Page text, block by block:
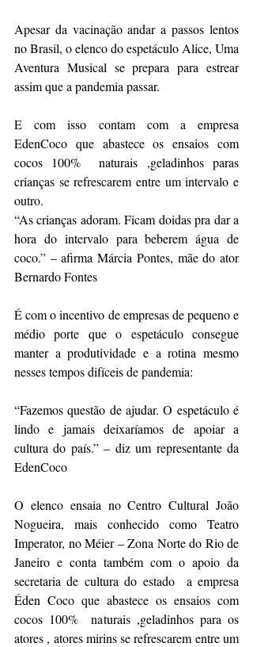
Apesar da vacinação andar a passos lentos
no Brasil, o elenco do espetáculo Alice, Uma
Aventura Musical se prepara para estrear
assim que a pandemia passar.
E com isso contam com a empresa
EdenCoco que abastece os ensaios com
cocos 100%  naturais ,geladinhos paras
crianças se refrescarem entre um intervalo e
outro.
“As crianças adoram. Ficam doidas pra dar a
hora do intervalo para beberem água de
coco.” – afirma Márcia Pontes, mãe do ator
Bernardo Fontes
É com o incentivo de empresas de pequeno e
médio porte que o espetáculo consegue
manter a produtividade e a rotina mesmo
nesses tempos difíceis de pandemia:
“Fazemos questão de ajudar. O espetáculo é
lindo e jamais deixaríamos de apoiar a
cultura do país.” – diz um representante da
EdenCoco
O elenco ensaia no Centro Cultural João
Nogueira, mais conhecido como Teatro
Imperator, no Méier – Zona Norte do Rio de
Janeiro e conta também com o apoio da
secretaria de cultura do estado  a empresa
Éden Coco que abastece os ensaios com
cocos 100%  naturais ,geladinhos para os
atores , atores mirins se refrescarem entre um